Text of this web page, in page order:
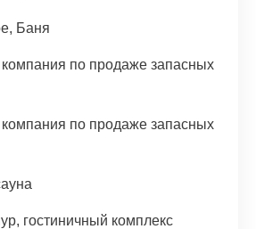
Баня
компания по продаже запасных
компания по продаже запасных
гостиничный комплекс